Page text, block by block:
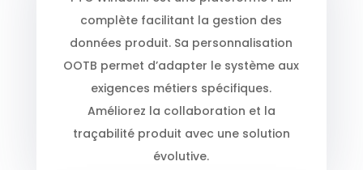
complète facilitant la gestion des
données produit. Sa personnalisation
OOTB permet d’adapter le système aux
exigences métiers spécifiques.
Améliorez la collaboration et la
traçabilité produit avec une solution
évolutive.